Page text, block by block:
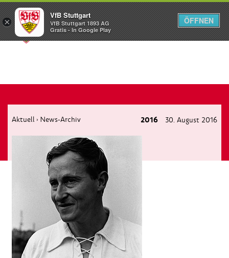
Menü
Aktuell › News-Archiv 2016 30. August 2016
×
VfB Stuttgart
VfB Stuttgart 1893 AG
Gratis - In Google Play
ÖFFNEN